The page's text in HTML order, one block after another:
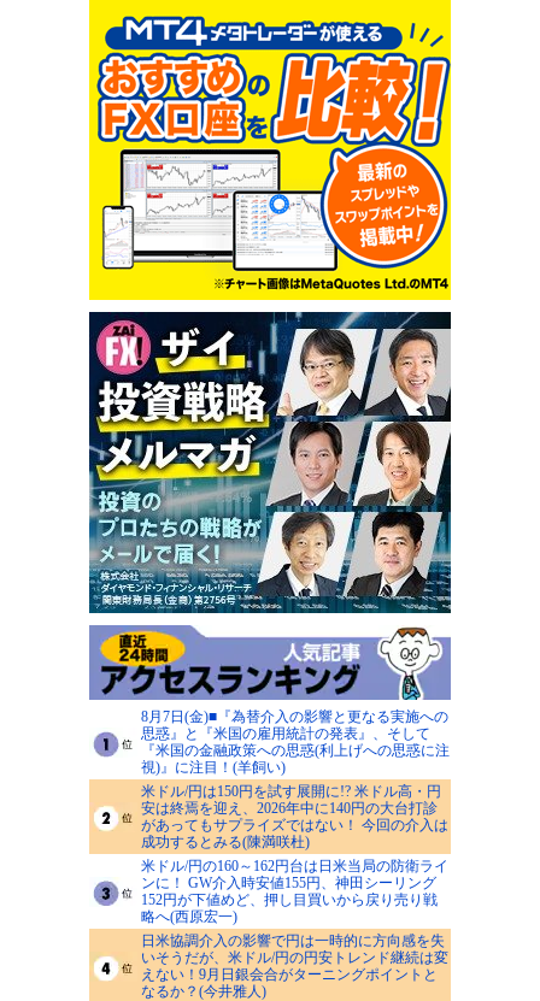
8月7日(金)■『為替介入の影響と更なる実施への
思惑』と『米国の雇用統計の発表』、そして
『米国の金融政策への思惑(利上げへの思惑に注
視)』に注目！(羊飼い)
米ドル/円は150円を試す展開に!? 米ドル高・円
安は終焉を迎え、2026年中に140円の大台打診
があってもサプライズではない！ 今回の介入は
成功するとみる(陳満咲杜)
米ドル/円の160～162円台は日米当局の防衛ライ
ンに！ GW介入時安値155円、神田シーリング
152円が下値めど、押し目買いから戻り売り戦
略へ(西原宏一)
日米協調介入の影響で円は一時的に方向感を失
いそうだが、米ドル/円の円安トレンド継続は変
えない！9月日銀会合がターニングポイントと
なるか？(今井雅人)